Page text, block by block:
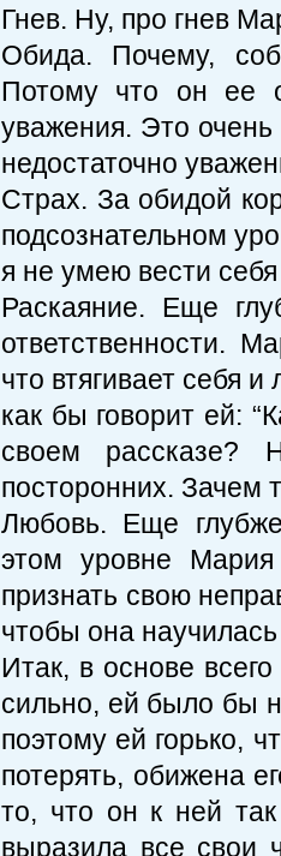
Гнев. Ну, про гнев
Обида. Почему,
Потому что он ее
уважения. Это
недостаточно
Страх. За обидой
подсознательном
я не умею вести
Раскаяние. Еще
ответственности.
что втягивает себя
как бы говорит ей:
своем рассказе?
посторонних. Зачем
Любовь. Еще
этом уровне Мария
признать свою
чтобы она
Итак, в основе
сильно, ей было бы
поэтому ей горько,
потерять, обижена
то, что он к ней
выразила все свои